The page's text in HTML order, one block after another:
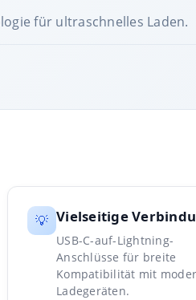
für ultraschnelles Laden.
💡 Vielseitige
USB-C-auf-Lightning-
Anschlüsse für breite
Kompatibilität mit
Ladegeräten.